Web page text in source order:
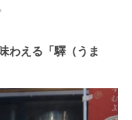
わえる「驛（うま